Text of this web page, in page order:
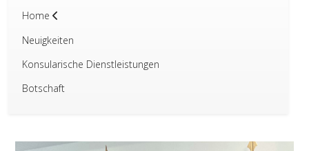
Home
Neuigkeiten
Konsularische Dienstleistungen
Botschaft